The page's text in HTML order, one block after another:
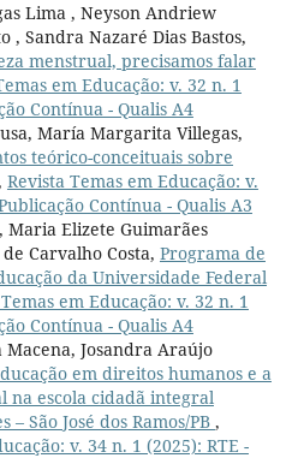
Lima , Neyson Andriew
, Sandra Nazaré Dias Bastos,
menstrual, precisamos falar
em Educação: v. 32 n. 1
Contínua - Qualis A4
María Margarita Villegas,
teórico-conceituais sobre
Revista Temas em Educação: v.
Contínua - Qualis A3
Maria Elizete Guimarães
Carvalho Costa, Programa de
da Universidade Federal
em Educação: v. 32 n. 1
Contínua - Qualis A4
Macena, Josandra Araújo
em direitos humanos e a
na escola cidadã integral
– São José dos Ramos/PB ,
v. 34 n. 1 (2025): RTE -